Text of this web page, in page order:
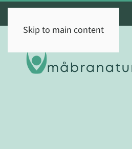
Skip to main content